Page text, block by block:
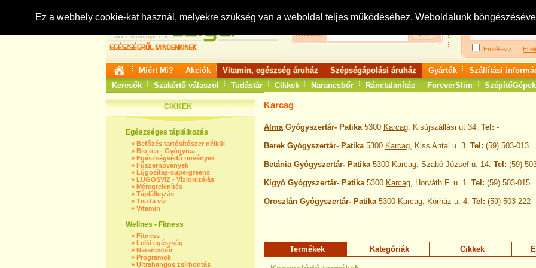
Ez a webhely cookie-kat használ, melyekre szükség van a weboldal teljes működéséhez. Weboldalunk
Keresés:
Bejelentkezés:
Emlékezz
Miért Mi? Akciók Vitamin, egészség áruház Szépségápolási áruház Gyártók Szállítási
Keresők
Szakértő válaszol Tudástár Cikkek Narancsbőr Ránctalanítás ForeverSlim SzépítőGépek
CIKKEK
Egészséges táplálkozás
» Befőzés tartósítószer nélkül
» Bio tea - Gyógytea
» Egészségvédő növények
» Fűszernövények
» Lúgosítás-supergreens
» LÚGOSVÍZ - Vízionizálás
» Méregtelenítés
» Táplálkozás
» Tiszta víz
» Vitamin
Wellnes - Fitness
» Fitness
» Lelki egészség
» Narancsbőr
» Programok
» Ultrahangos zsírbontás
Karcag
AlmaGyógyszertár- Patika5300 Karcag, Kisújszállási út 34. Tel: -
Berek Gyógyszertár- Patika5300 Karcag, Kiss Antal u. 3. Tel: (59) 503-013
Betánia Gyógyszertár- Patika5300 Karcag, Szabó József u. 14. Tel: (59)
Kígyó Gyógyszertár- Patika5300 Karcag, Horváth F. u. 1. Tel: (59) 503-015
Oroszlán Gyógyszertár- Patika5300 Karcag, Kórház u. 4. Tel: (59) 503-222
Termékek Kategóriák Cikkek